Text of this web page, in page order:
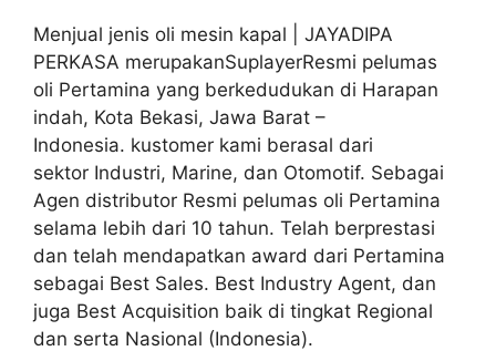
Menjual jenis oli mesin kapal | JAYADIPA
PERKASA merupakanSuplayerResmi pelumas
oli Pertamina yang berkedudukan di Harapan
indah, Kota Bekasi, Jawa Barat –
Indonesia. kustomer kami berasal dari
sektor Industri, Marine, dan Otomotif. Sebagai
Agen distributor Resmi pelumas oli Pertamina
selama lebih dari 10 tahun. Telah berprestasi
dan telah mendapatkan award dari Pertamina
sebagai Best Sales. Best Industry Agent, dan
juga Best Acquisition baik di tingkat Regional
dan serta Nasional (Indonesia).